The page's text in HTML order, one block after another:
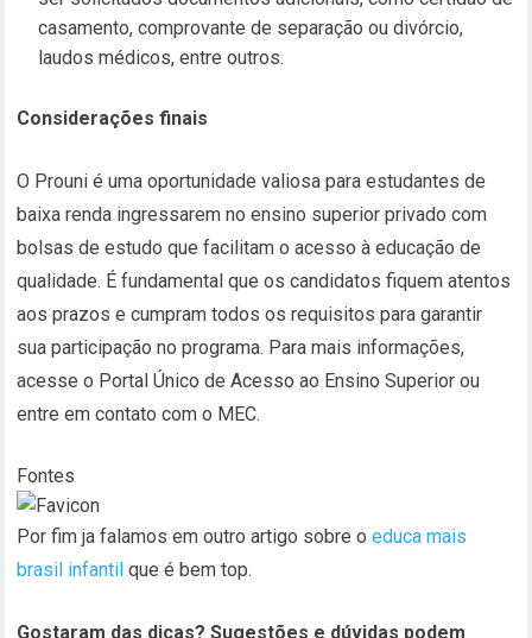
casamento, comprovante de separação ou divórcio,
laudos médicos, entre outros.
Considerações finais
O Prouni é uma oportunidade valiosa para estudantes de
baixa renda ingressarem no ensino superior privado com
bolsas de estudo que facilitam o acesso à educação de
qualidade. É fundamental que os candidatos fiquem atentos
aos prazos e cumpram todos os requisitos para garantir
sua participação no programa. Para mais informações,
acesse o Portal Único de Acesso ao Ensino Superior ou
entre em contato com o MEC.
Fontes
Por fim ja falamos em outro artigo sobre o educa mais
brasil infantil que é bem top.
Gostaram das dicas? Sugestões e dúvidas podem